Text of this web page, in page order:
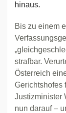
hinaus.
Bis zu einem
strafbar.
Österreich
Gerichtshofes
Justizminister
nun darauf –